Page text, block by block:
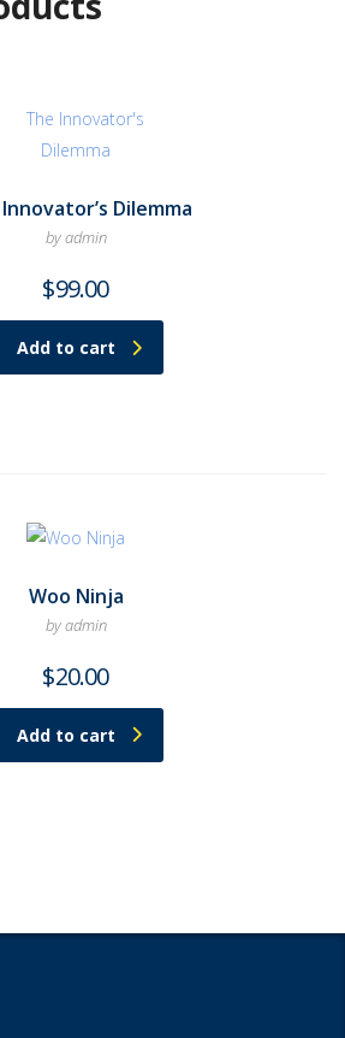
Dilemma
by admin
$99.00
Add to cart
Woo Ninja
by admin
$20.00
Add to cart